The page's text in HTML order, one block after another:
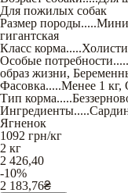
Для пожилых собак
Размер породы.....
гигантская
Класс корма.....
Особые потребности.....
образ жизни,
Фасовка.....Менее 1 кг,
Тип корма.....
Ингредиенты.....
Ягненок
1092 грн/кг
2 кг
2 426,40
-10%
2 183,76₴